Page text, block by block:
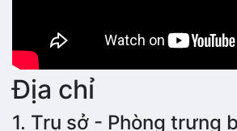
Địa chỉ
1. Trụ sở - Phòng trưng